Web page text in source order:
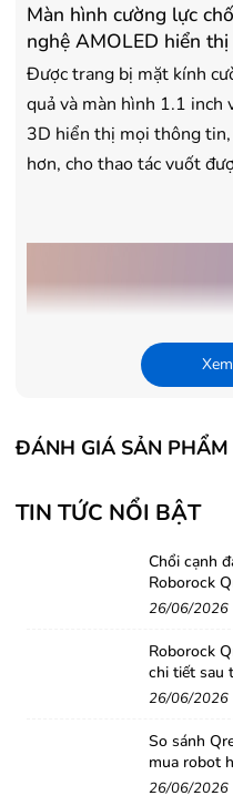
Màn hình cường lực
nghệ AMOLED hiển
Được trang bị mặt kính
quả và màn hình 1.1 inch
3D hiển thị mọi thông
hơn, cho thao tác vuốt
Kết nối nhanh chóng
Chiếc vòng tay thông
nghệ Bluetooth 5.1, kết
Wear, người dùng có thể
phép vòng tay hiển thị
báo ứng dụng (Zalo,
lợi khi người dùng đang
ra xem, tránh bỏ lỡ các
Lưu ý: Sản phẩm tương
ĐÁNH GIÁ SẢN PHẨM
TIN TỨC NỔI BẬT
Chổi cạnh
Roborock
26/06/2026
Roborock
chi tiết sau
26/06/2026
So sánh
mua robot
26/06/2026